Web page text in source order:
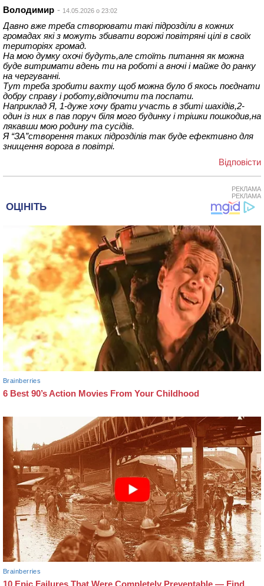
Володимир 14.05.2026 о 23:02
Давно вже треба створювати такі підрозділи в кожних
громадах які з можуть збивати ворожі повітряні цілі в своїх
територіях громад.
На мою думку охочі будуть,але стоїть питання як можна
буде витримати вдень ти на роботі а вночі і майже до ранку
на чергуванні.
Тут треба зробити вахту щоб можна було б якось поєднати
добру справу і роботу,відпочити та поспати.
Наприклад Я, 1-дуже хочу брати участь в збиті шахідів,2-
один із них в пав поруч біля мого будинку і трішки пошкодив,на
лякавши мою родину та сусідів.
Я “ЗА”створення таких підрозділів так буде ефективно для
знищення ворога в повітрі.
Відповіcти
РЕКЛАМА
РЕКЛАМА